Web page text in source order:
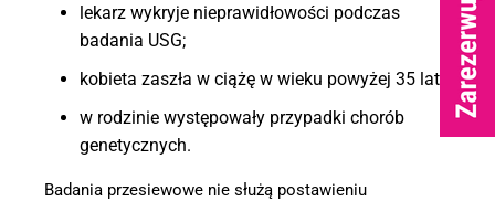
lekarz wykryje nieprawidłowości podczas
badania USG;
kobieta zaszła w ciążę w wieku powyżej 35 lat;
w rodzinie występowały przypadki chorób
genetycznych.
Badania przesiewowe nie służą postawieniu